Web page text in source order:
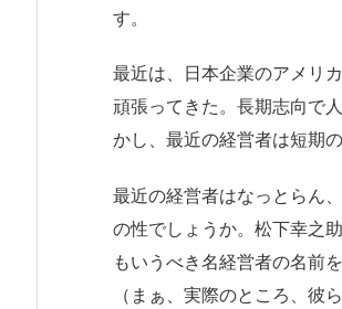
す。
最近は、日本企業のアメリ
頑張ってきた。長期志向で
かし、最近の経営者は短期
最近の経営者はなっとらん
の性でしょうか。松下幸之
もいうべき名経営者の名前
（まぁ、実際のところ、彼